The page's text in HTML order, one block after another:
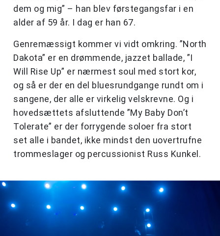
dem og mig” – han blev førstegangsfar i en
alder af 59 år. I dag er han 67.
Genremæssigt kommer vi vidt omkring. ”North
Dakota” er en drømmende, jazzet ballade, ”I
Will Rise Up” er nærmest soul med stort kor,
og så er der en del bluesrundgange rundt om i
sangene, der alle er virkelig velskrevne. Og i
hovedsættets afsluttende ”My Baby Don’t
Tolerate” er der forrygende soloer fra stort
set alle i bandet, ikke mindst den uovertrufne
trommeslager og percussionist Russ Kunkel.